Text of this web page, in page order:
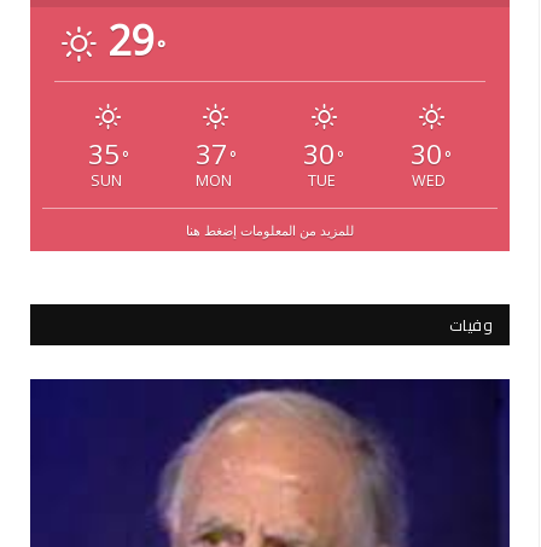
29°
35 °
SUN
37 °
MON
30 °
TUE
30 °
WED
للمزيد من المعلومات إضغط هنا
وفيات